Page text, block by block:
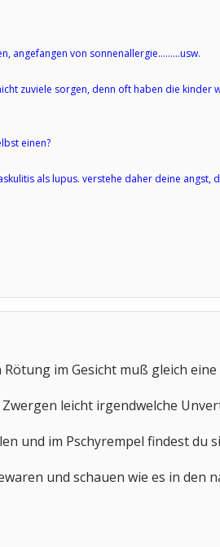
angefangen von sonnenallergie.........usw.
zuviele sorgen, denn oft haben die kinder
einen?
als lupus. verstehe daher deine angst,
im Gesicht muß gleich
leicht irgendwelche
und im Pschyrempel findest du
und schauen wie es in den